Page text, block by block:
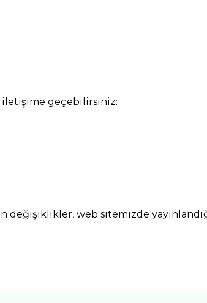
iletişime geçebilirsiniz:
değişiklikler, web sitemizde